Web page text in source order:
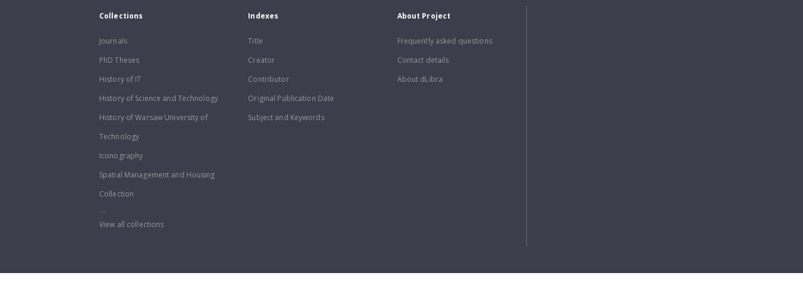
Collections
Journals
PhD Theses
History of IT
History of Science and Technology
History of Warsaw University of
Technology
Iconography
Spatial Management and Housing
Collection
...
View all collections
Indexes
Title
Creator
Contributor
Original Publication Date
Subject and Keywords
About Project
Frequently asked questions
Contact details
About dLibra